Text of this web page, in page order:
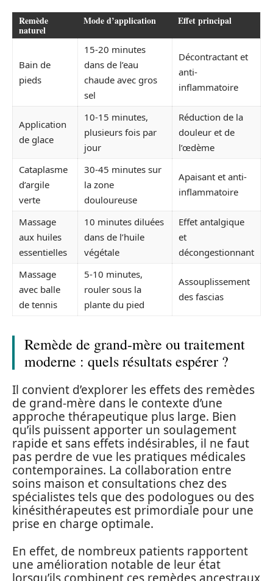
Remède
naturel
Mode d’application Effet principal
Bain de
pieds
15-20 minutes
dans de l’eau
chaude avec gros
sel
Décontractant et
anti-
inflammatoire
Application
de glace
10-15 minutes,
plusieurs fois par
jour
Réduction de la
douleur et de
l’œdème
Cataplasme
d’argile
verte
30-45 minutes sur
la zone
douloureuse
Apaisant et anti-
inflammatoire
Massage
aux huiles
essentielles
10 minutes diluées
dans de l’huile
végétale
Effet antalgique
et
décongestionnant
Massage
avec balle
de tennis
5-10 minutes,
rouler sous la
plante du pied
Assouplissement
des fascias
Remède de grand-mère ou traitement
moderne : quels résultats espérer ?
Il convient d’explorer les effets des remèdes
de grand-mère dans le contexte d’une
approche thérapeutique plus large. Bien
qu’ils puissent apporter un soulagement
rapide et sans effets indésirables, il ne faut
pas perdre de vue les pratiques médicales
contemporaines. La collaboration entre
soins maison et consultations chez des
spécialistes tels que des podologues ou des
kinésithérapeutes est primordiale pour une
prise en charge optimale.
En effet, de nombreux patients rapportent
une amélioration notable de leur état
lorsqu’ils combinent ces remèdes ancestraux